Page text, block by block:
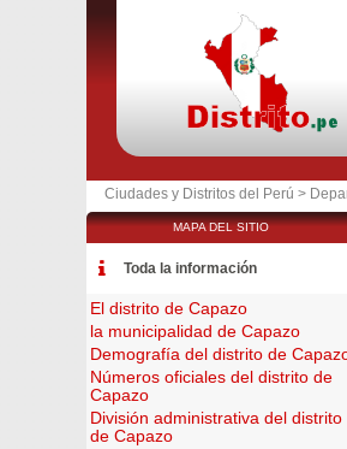
Ciudades y Distritos del Perú >
MAPA DEL SITIO
Toda la información
El distrito de Capazo
la municipalidad de Capazo
Demografía del distrito de
Números oficiales del distrito de
Capazo
División administrativa del distrito
de Capazo